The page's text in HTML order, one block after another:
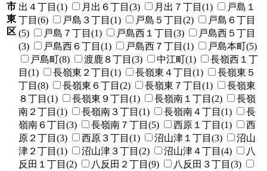
市
東
区
出４丁目(1)
月出６丁目(3) 月出７丁目(1)
戸島１
丁目(6)
戸島３丁目(1) 戸島５丁目(2)
戸島６丁目
(5)
戸島７丁目(1) 戸島西１丁目(3)
戸島西５丁目
(3)
戸島西６丁目(1) 戸島西７丁目(1)
戸島本町(5)
戸島町(8)
渡鹿８丁目(3) 中江町(1)
長嶺西１丁
目(1)
長嶺東２丁目(1) 長嶺東４丁目(1)
長嶺東５
丁目(8)
長嶺東６丁目(2) 長嶺東７丁目(1)
長嶺東
８丁目(1)
長嶺東９丁目(1) 長嶺南１丁目(2)
長嶺
南２丁目(1)
長嶺南３丁目(1) 長嶺南４丁目(1)
長
嶺南６丁目(3)
長嶺南７丁目(5) 西原１丁目(1)
西
原２丁目(3)
西原３丁目(1) 沼山津１丁目(3)
沼山
津２丁目(1)
沼山津３丁目(2) 沼山津４丁目(4)
八
反田１丁目(2)
八反田２丁目(9)
八反田３丁目(3)